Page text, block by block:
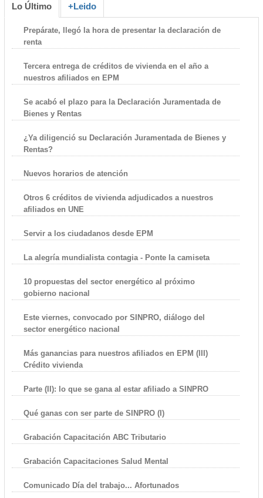
Lo Último +Leido
Prepárate, llegó la hora de presentar la declaración de
renta
Tercera entrega de créditos de vivienda en el año a
nuestros afiliados en EPM
Se acabó el plazo para la Declaración Juramentada de
Bienes y Rentas
¿Ya diligenció su Declaración Juramentada de Bienes y
Rentas?
Nuevos horarios de atención
Otros 6 créditos de vivienda adjudicados a nuestros
afiliados en UNE
Servir a los ciudadanos desde EPM
La alegría mundialista contagia - Ponte la camiseta
10 propuestas del sector energético al próximo
gobierno nacional
Este viernes, convocado por SINPRO, diálogo del
sector energético nacional
Más ganancias para nuestros afiliados en EPM (III)
Crédito vivienda
Parte (II): lo que se gana al estar afiliado a SINPRO
Qué ganas con ser parte de SINPRO (I)
Grabación Capacitación ABC Tributario
Grabación Capacitaciones Salud Mental
Comunicado Día del trabajo... Afortunados